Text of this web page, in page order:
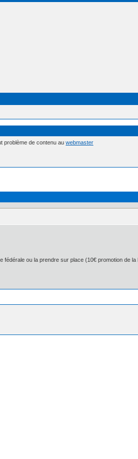
problème de contenu au webmaster
fédérale ou la prendre sur place (10€ promotion de la